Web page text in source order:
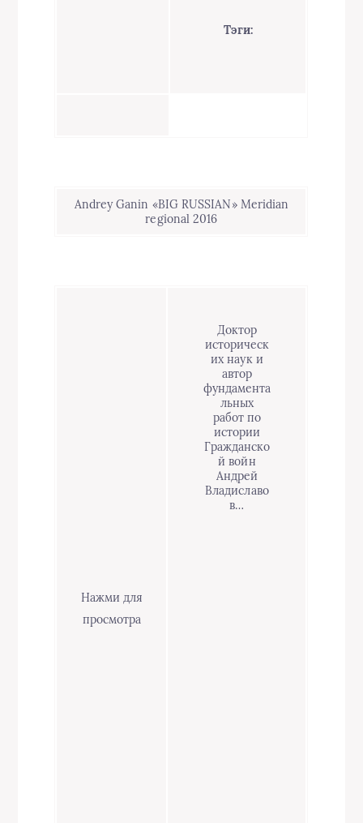
Тэги:
Andrey Ganin «BIG RUSSIAN» Meridian
regional 2016
Нажми для
просмотра
Доктор
историческ
их наук и
автор
фундамента
льных
работ по
истории
Гражданско
й войн
Андрей
Владиславо
в…